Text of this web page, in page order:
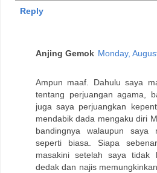
Reply
Anjing Gemok Monday,
Ampun maaf. Dahulu saya
tentang perjuangan agama,
juga saya perjuangkan
mendabik dada mengaku diri
bandingnya walaupun saya
seperti biasa. Siapa
masakini setelah saya tidak
dedak dan najis